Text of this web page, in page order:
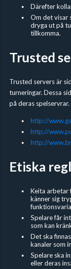
Därefter
Om det visar
dryga ut på
tillkomma.
Trusted
Trusted servers är
turneringar. Dessa
på deras
http://
http://
http://
Etiska
Keita arbetar
känner sig
Spelare får
som kan
Det ska
kanaler som
Spelare ska
eller deras